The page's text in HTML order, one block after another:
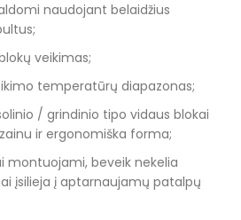
naudojant belaidžius
veikimas;
temperatūrų diapazonas;
/ grindinio tipo vidaus blokai
ir ergonomiška forma;
montuojami, beveik nekelia
įsilieja į aptarnaujamų patalpų